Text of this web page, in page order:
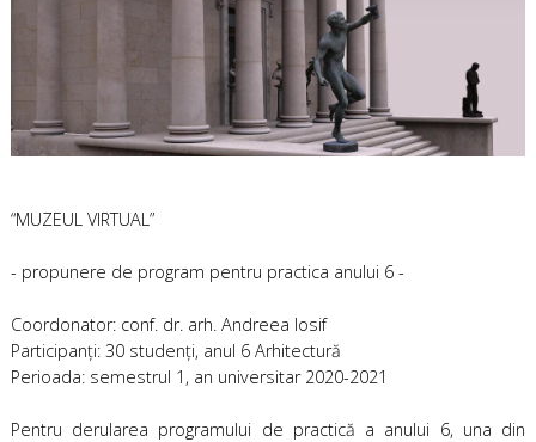
“MUZEUL VIRTUAL”
- propunere de program pentru practica anului 6 -
Coordonator: conf. dr. arh. Andreea Iosif
Participanţi: 30 studenţi, anul 6 Arhitectură
Perioada: semestrul 1, an universitar 2020-2021
Pentru derularea programului de practică a anului 6, una din